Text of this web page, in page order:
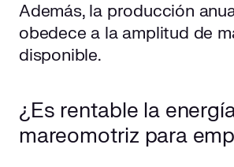
Además, la producción
obedece a la amplitud de
disponible.
¿Es rentable la
mareomotriz para